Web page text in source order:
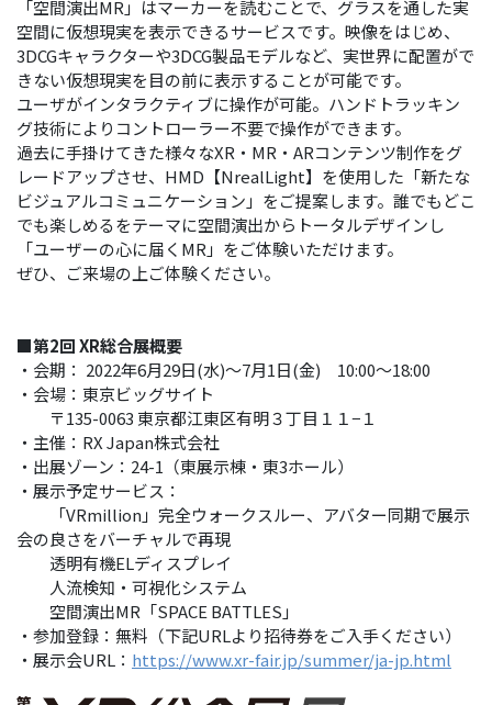
「空間演出MR」はマーカーを読むことで、グラスを通した実
空間に仮想現実を表示できるサービスです。映像をはじめ、
3DCGキャラクターや3DCG製品モデルなど、実世界に配置がで
きない仮想現実を目の前に表示することが可能です。
ユーザがインタラクティブに操作が可能。ハンドトラッキン
グ技術によりコントローラー不要で操作ができます。
過去に手掛けてきた様々なXR・MR・ARコンテンツ制作をグ
レードアップさせ、HMD【NrealLight】を使用した「新たな
ビジュアルコミュニケーション」をご提案します。誰でもどこ
でも楽しめるをテーマに空間演出からトータルデザインし
「ユーザーの心に届くMR」をご体験いただけます。
ぜひ、ご来場の上ご体験ください。
■第2回 XR総合展概要
・会期： 2022年6月29日(水)～7月1日(金) 10:00～18:00
・会場：東京ビッグサイト
〒135-0063 東京都江東区有明３丁目１１−１
・主催：RX Japan株式会社
・出展ゾーン：24-1（東展示棟・東3ホール）
・展示予定サービス：
「VRmillion」完全ウォークスルー、アバター同期で展示
会の良さをバーチャルで再現
透明有機ELディスプレイ
人流検知・可視化システム
空間演出MR「SPACE BATTLES」
・参加登録：無料（下記URLより招待券をご入手ください）
・展示会URL： https://www.xr-fair.jp/summer/ja-jp.html